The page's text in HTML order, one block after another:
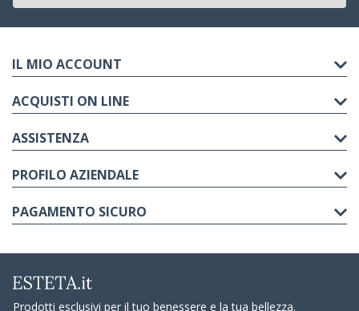
IL MIO ACCOUNT
ACQUISTI ON LINE
ASSISTENZA
PROFILO AZIENDALE
PAGAMENTO SICURO
Prodotti esclusivi per il tuo benessere e la tua bellezza.